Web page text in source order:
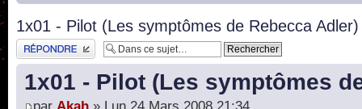
1x01 - Pilot (Les symptômes de Rebecca Adler)
Publier une réponse
1x01 - Pilot (Les symptômes